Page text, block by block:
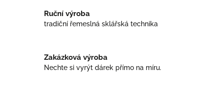
Ruční výroba
tradiční řemeslná sklářská technika
Zakázková výroba
Nechte si vyrýt dárek přímo na míru.